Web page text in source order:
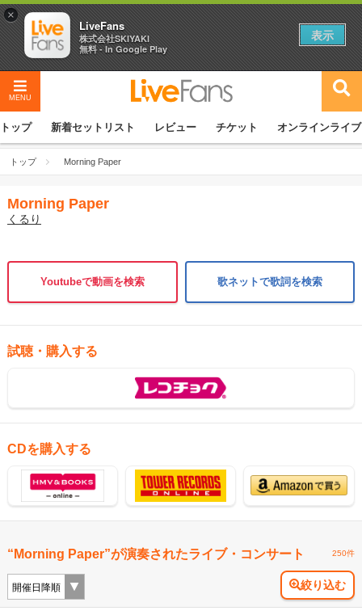
MENU
トップ 新着セットリスト レビュー チケット オンラインライブ
トップ Morning Paper
Morning Paper
くるり
Youtubeで動画を検索 歌ネットで歌詞を検索
試聴・購入する
CDを購入する
“Morning Paper”が演奏されたライブ・コンサート 250件
絞り込む
×
LiveFans
株式会社SKIYAKI
無料 - In Google Play
表示